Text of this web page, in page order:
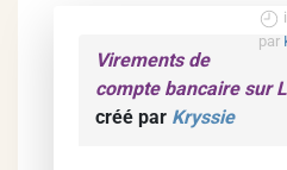
par
Virements de
compte bancaire sur
créé par Kryssie